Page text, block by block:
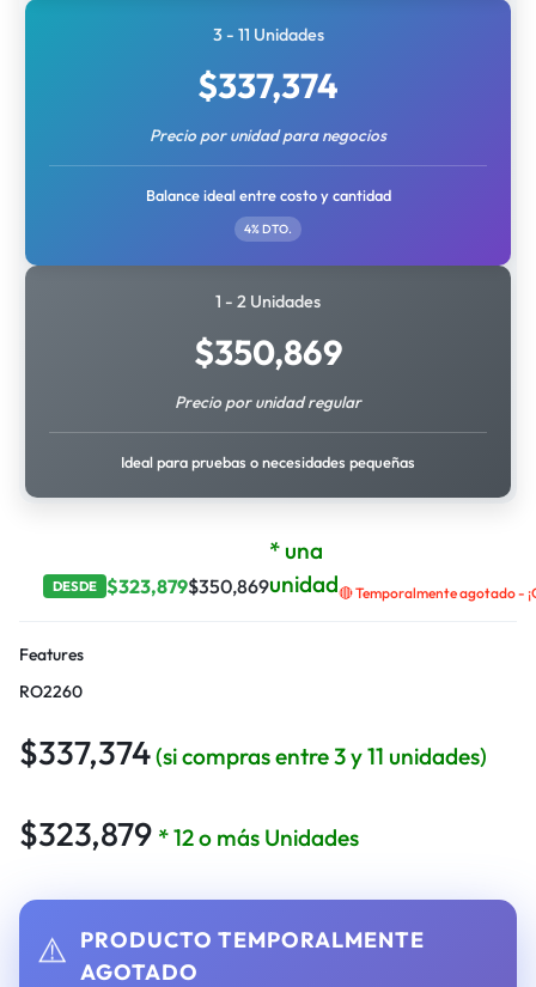
3 - 11 Unidades
$337,374
Precio por unidad para negocios
Balance ideal entre costo y cantidad
4% DTO.
1 - 2 Unidades
$350,869
Precio por unidad regular
Ideal para pruebas o necesidades pequeñas
DESDE $323,879$350,869
* una
unidad🔴 Temporalmente agotado -
Features
RO2260
$337,374(si compras entre 3 y 11 unidades)
$323,879 * 12 o más Unidades
⚠️ PRODUCTO TEMPORALMENTE
AGOTADO